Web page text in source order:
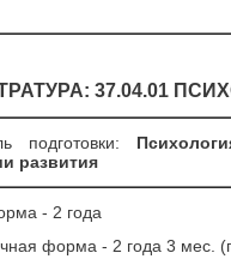
37.04.01
подготовки:
развития
- 2 года
форма - 2 года 3 мес.